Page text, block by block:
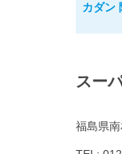
カダン
スー
福島県